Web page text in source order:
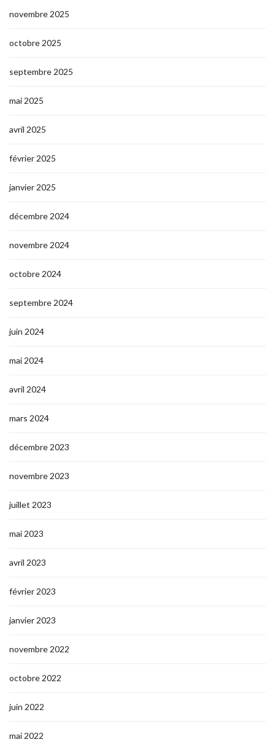
novembre 2025
octobre 2025
septembre 2025
mai 2025
avril 2025
février 2025
janvier 2025
décembre 2024
novembre 2024
octobre 2024
septembre 2024
juin 2024
mai 2024
avril 2024
mars 2024
décembre 2023
novembre 2023
juillet 2023
mai 2023
avril 2023
février 2023
janvier 2023
novembre 2022
octobre 2022
juin 2022
mai 2022